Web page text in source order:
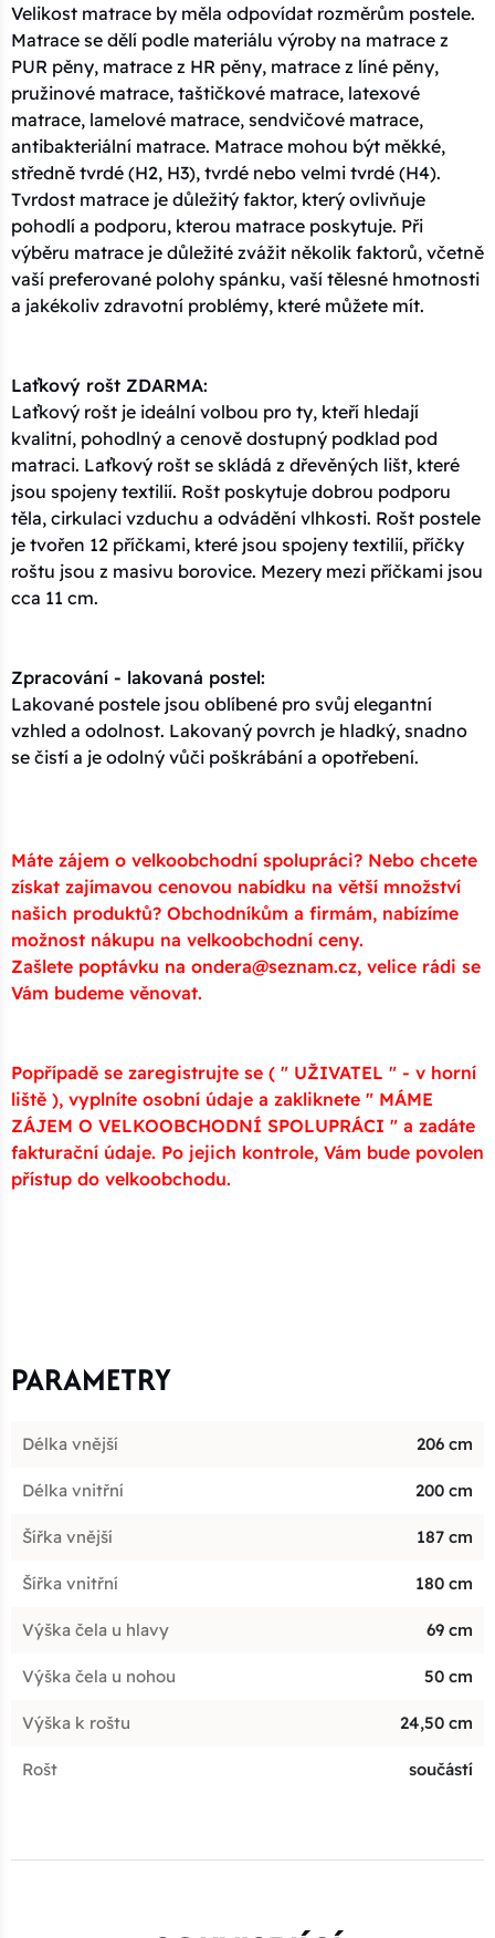
Velikost matrace by měla odpovídat rozměrům postele.
Matrace se dělí podle materiálu výroby na matrace z
PUR pěny, matrace z HR pěny, matrace z líné pěny,
pružinové matrace, taštičkové matrace, latexové
matrace, lamelové matrace, sendvičové matrace,
antibakteriální matrace. Matrace mohou být měkké,
středně tvrdé (H2, H3), tvrdé nebo velmi tvrdé (H4).
Tvrdost matrace je důležitý faktor, který ovlivňuje
pohodlí a podporu, kterou matrace poskytuje. Při
výběru matrace je důležité zvážit několik faktorů, včetně
vaší preferované polohy spánku, vaší tělesné hmotnosti
a jakékoliv zdravotní problémy, které můžete mít.
Laťkový rošt ZDARMA:
Laťkový rošt je ideální volbou pro ty, kteří hledají
kvalitní, pohodlný a cenově dostupný podklad pod
matraci. Laťkový rošt se skládá z dřevěných lišt, které
jsou spojeny textilií. Rošt poskytuje dobrou podporu
těla, cirkulaci vzduchu a odvádění vlhkosti. Rošt postele
je tvořen 12 příčkami, které jsou spojeny textilií, příčky
roštu jsou z masivu borovice. Mezery mezi příčkami jsou
cca 11 cm.
Zpracování - lakovaná postel:
Lakované postele jsou oblíbené pro svůj elegantní
vzhled a odolnost. Lakovaný povrch je hladký, snadno
se čistí a je odolný vůči poškrábání a opotřebení.
Máte zájem o velkoobchodní spolupráci? Nebo chcete
získat zajímavou cenovou nabídku na větší množství
našich produktů? Obchodníkům a firmám, nabízíme
možnost nákupu na velkoobchodní ceny.
Zašlete poptávku na ondera@seznam.cz, velice rádi se
Vám budeme věnovat.
Popřípadě se zaregistrujte se ( " UŽIVATEL " - v horní
liště ), vyplníte osobní údaje a zakliknete " MÁME
ZÁJEM O VELKOOBCHODNÍ SPOLUPRÁCI " a zadáte
fakturační údaje. Po jejich kontrole, Vám bude povolen
přístup do velkoobchodu.
PARAMETRY
Délka vnější 206 cm
Délka vnitřní 200 cm
Šířka vnější 187 cm
Šířka vnitřní 180 cm
Výška čela u hlavy 69 cm
Výška čela u nohou 50 cm
Výška k roštu 24,50 cm
Rošt součástí